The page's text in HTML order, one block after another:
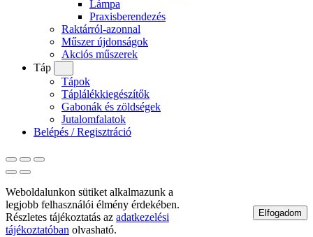
Lámpa
Praxisberendezés
Raktárról-azonnal
Műszer újdonságok
Akciós műszerek
Táp
Tápok
Táplálékkiegészítők
Gabonák és zöldségek
Jutalomfalatok
Belépés / Regisztráció
Weboldalunkon sütiket alkalmazunk a
legjobb felhasználói élmény érdekében.
Részletes tájékoztatás az adatkezelési
tájékoztatóban olvasható.
Elfogadom